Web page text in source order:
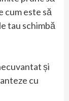
cum este să
tau schimbă
și
cu